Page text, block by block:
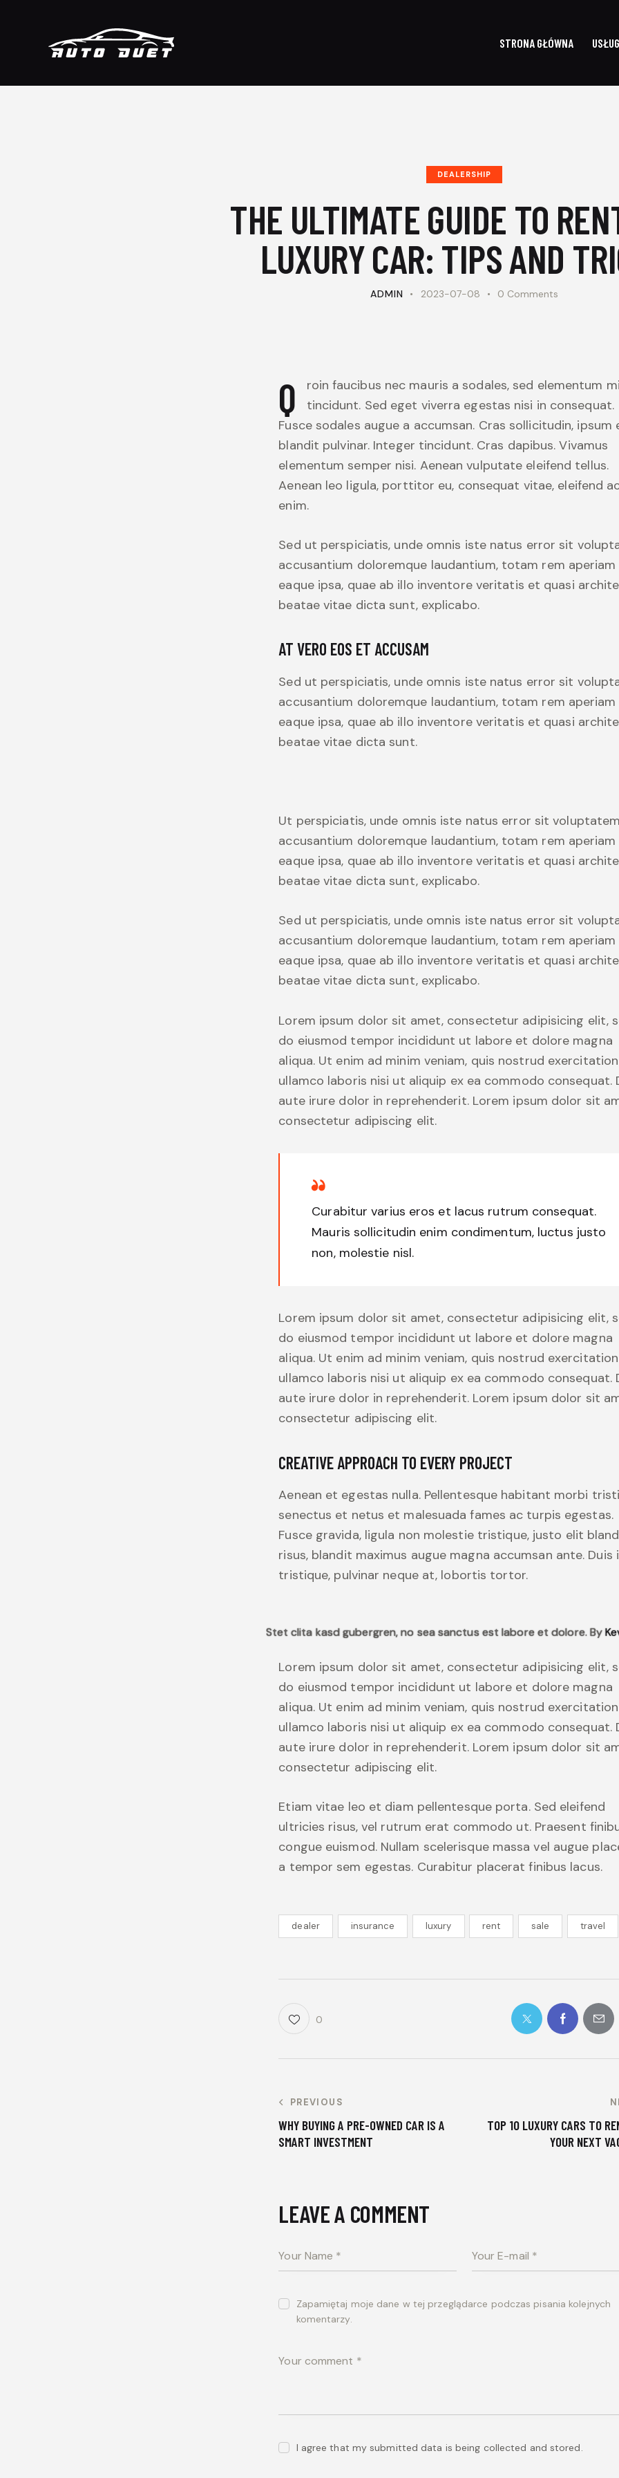
STRONA GŁÓWNA
DEALERSHIP
THE ULTIMATE GUIDE TO
LUXURY CAR: TIPS AND
ADMIN 2023-07-08 0 Comments
Q
roin faucibus nec mauris a sodales, sed elementum mi
tincidunt. Sed eget viverra egestas nisi in consequat.
Fusce sodales augue a accumsan. Cras sollicitudin, ipsum
blandit pulvinar. Integer tincidunt. Cras dapibus. Vivamus
elementum semper nisi. Aenean vulputate eleifend tellus.
Aenean leo ligula, porttitor eu, consequat vitae, eleifend
enim.
Sed ut perspiciatis, unde omnis iste natus error sit
accusantium doloremque laudantium, totam rem aperiam
eaque ipsa, quae ab illo inventore veritatis et quasi
beatae vitae dicta sunt, explicabo.
AT VERO EOS ET ACCUSAM
Sed ut perspiciatis, unde omnis iste natus error sit
accusantium doloremque laudantium, totam rem aperiam
eaque ipsa, quae ab illo inventore veritatis et quasi
beatae vitae dicta sunt.
Ut perspiciatis, unde omnis iste natus error sit voluptatem
accusantium doloremque laudantium, totam rem aperiam
eaque ipsa, quae ab illo inventore veritatis et quasi
beatae vitae dicta sunt, explicabo.
Sed ut perspiciatis, unde omnis iste natus error sit
accusantium doloremque laudantium, totam rem aperiam
eaque ipsa, quae ab illo inventore veritatis et quasi
beatae vitae dicta sunt, explicabo.
Lorem ipsum dolor sit amet, consectetur adipisicing elit,
do eiusmod tempor incididunt ut labore et dolore magna
aliqua. Ut enim ad minim veniam, quis nostrud exercitation
ullamco laboris nisi ut aliquip ex ea commodo consequat.
aute irure dolor in reprehenderit. Lorem ipsum dolor sit
consectetur adipiscing elit.
Curabitur varius eros et lacus rutrum consequat.
Mauris sollicitudin enim condimentum, luctus justo
non, molestie nisl.
Lorem ipsum dolor sit amet, consectetur adipisicing elit,
do eiusmod tempor incididunt ut labore et dolore magna
aliqua. Ut enim ad minim veniam, quis nostrud exercitation
ullamco laboris nisi ut aliquip ex ea commodo consequat.
aute irure dolor in reprehenderit. Lorem ipsum dolor sit
consectetur adipiscing elit.
CREATIVE APPROACH TO EVERY PROJECT
Aenean et egestas nulla. Pellentesque habitant morbi
senectus et netus et malesuada fames ac turpis egestas.
Fusce gravida, ligula non molestie tristique, justo elit
risus, blandit maximus augue magna accumsan ante. Duis
tristique, pulvinar neque at, lobortis tortor.
Stet clita kasd gubergren, no sea sanctus est labore et dolore. By
Lorem ipsum dolor sit amet, consectetur adipisicing elit,
do eiusmod tempor incididunt ut labore et dolore magna
aliqua. Ut enim ad minim veniam, quis nostrud exercitation
ullamco laboris nisi ut aliquip ex ea commodo consequat.
aute irure dolor in reprehenderit. Lorem ipsum dolor sit
consectetur adipiscing elit.
Etiam vitae leo et diam pellentesque porta. Sed eleifend
ultricies risus, vel rutrum erat commodo ut. Praesent
congue euismod. Nullam scelerisque massa vel augue
a tempor sem egestas. Curabitur placerat finibus lacus.
dealer insurance luxury rent sale travel
0
PREVIOUS
WHY BUYING A PRE-OWNED CAR IS A
SMART INVESTMENT
TOP 10 LUXURY CARS TO
YOUR NEXT
LEAVE A COMMENT
Zapamiętaj moje dane w tej przeglądarce podczas pisania kolejnych
komentarzy.
I agree that my submitted data is being collected and stored.